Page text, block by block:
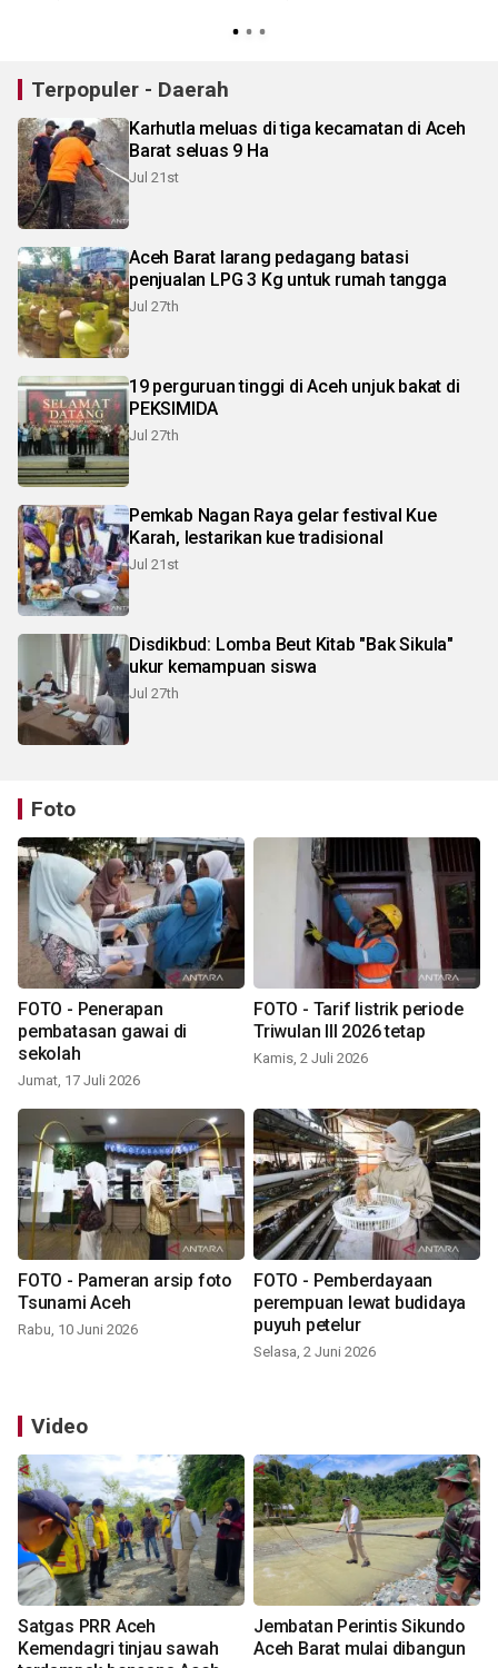
Terpopuler - Daerah
Karhutla meluas di tiga kecamatan di Aceh
Barat seluas 9 Ha
Jul 21st
Aceh Barat larang pedagang batasi
penjualan LPG 3 Kg untuk rumah tangga
Jul 27th
19 perguruan tinggi di Aceh unjuk bakat di
PEKSIMIDA
Jul 27th
Pemkab Nagan Raya gelar festival Kue
Karah, lestarikan kue tradisional
Jul 21st
Disdikbud: Lomba Beut Kitab "Bak Sikula"
ukur kemampuan siswa
Jul 27th
Foto
FOTO - Penerapan
pembatasan gawai di
sekolah
Jumat, 17 Juli 2026
FOTO - Tarif listrik periode
Triwulan III 2026 tetap
Kamis, 2 Juli 2026
FOTO - Pameran arsip foto
Tsunami Aceh
Rabu, 10 Juni 2026
FOTO - Pemberdayaan
perempuan lewat budidaya
puyuh petelur
Selasa, 2 Juni 2026
Video
Satgas PRR Aceh
Kemendagri tinjau sawah
Jembatan Perintis Sikundo
Aceh Barat mulai dibangun